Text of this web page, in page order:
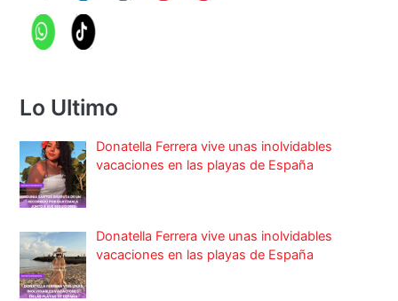
Lo Ultimo
Donatella Ferrera vive unas inolvidables
vacaciones en las playas de España
Donatella Ferrera vive unas inolvidables
vacaciones en las playas de España